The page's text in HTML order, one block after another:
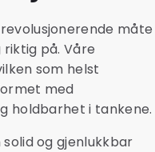
måte
på. Våre
som helst
med
holdbarhet i tankene.
og gjenlukkbar